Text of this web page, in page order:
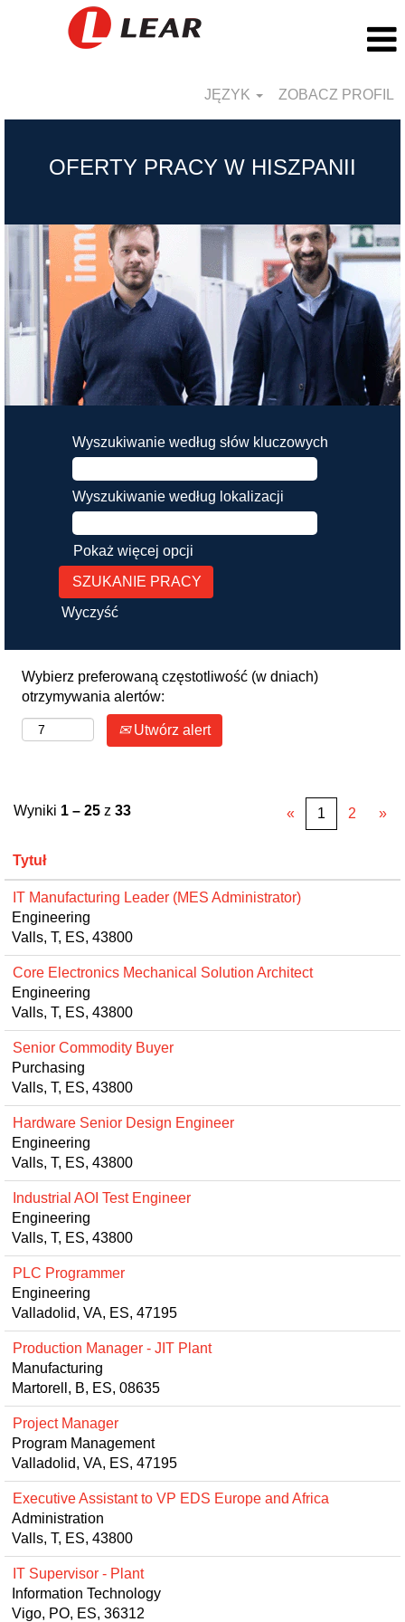
JĘZYK ZOBACZ PROFIL
OFERTY PRACY W HISZPANII
Wyszukiwanie według słów kluczowych
Wyszukiwanie według lokalizacji
Pokaż więcej opcji
Wyczyść
Wybierz preferowaną częstotliwość (w dniach)
otrzymywania alertów:
Utwórz alert
Wyniki 1 – 25 z 33 « 1 2 »
Tytuł
IT Manufacturing Leader (MES Administrator)
Engineering
Valls, T, ES, 43800
Core Electronics Mechanical Solution Architect
Engineering
Valls, T, ES, 43800
Senior Commodity Buyer
Purchasing
Valls, T, ES, 43800
Hardware Senior Design Engineer
Engineering
Valls, T, ES, 43800
Industrial AOI Test Engineer
Engineering
Valls, T, ES, 43800
PLC Programmer
Engineering
Valladolid, VA, ES, 47195
Production Manager - JIT Plant
Manufacturing
Martorell, B, ES, 08635
Project Manager
Program Management
Valladolid, VA, ES, 47195
Executive Assistant to VP EDS Europe and Africa
Administration
Valls, T, ES, 43800
IT Supervisor - Plant
Information Technology
Vigo, PO, ES, 36312